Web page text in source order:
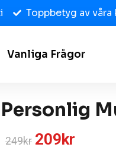
Toppbetyg av våra
Vanliga Frågor
Personlig
249kr 209kr